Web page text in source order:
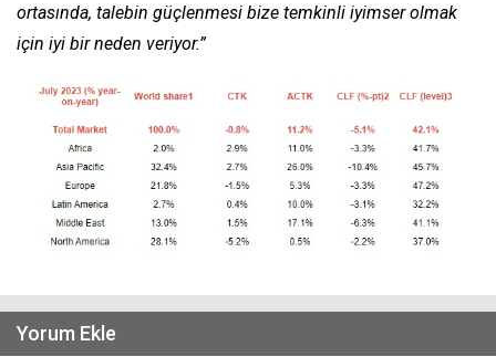
ortasında, talebin güçlenmesi bize temkinli iyimser olmak
için iyi bir neden veriyor.”
Yorum Ekle